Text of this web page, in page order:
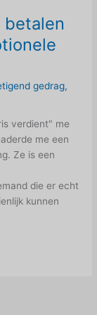
betalen
gedrag,
verdient" me
me een
Ze is een
die er echt
kunnen